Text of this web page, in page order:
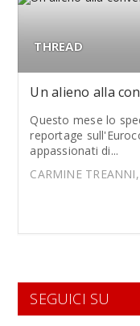
THREAD
Un alieno alla
Questo mese lo
reportage
appassionati di...
CARMINE
SEGUICI SU